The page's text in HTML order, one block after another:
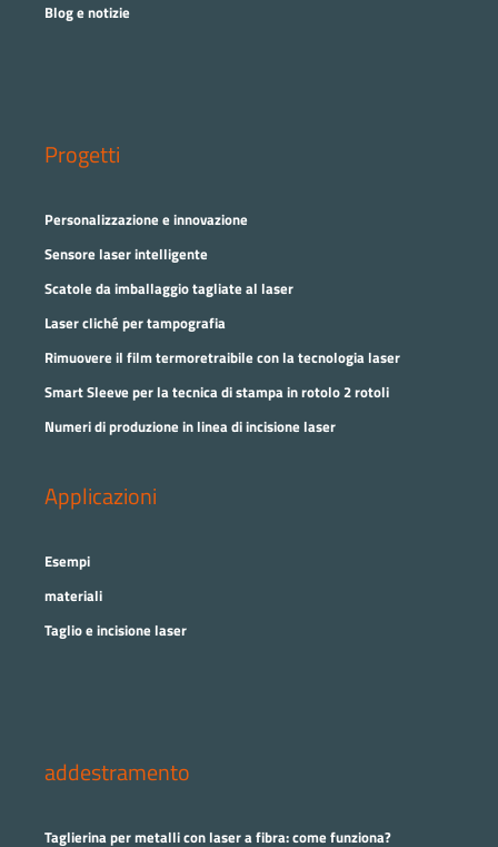
Blog e notizie
Progetti
Personalizzazione e innovazione
Sensore laser intelligente
Scatole da imballaggio tagliate al laser
Laser cliché per tampografia
Rimuovere il film termoretraibile con la tecnologia laser
Smart Sleeve per la tecnica di stampa in rotolo 2 rotoli
Numeri di produzione in linea di incisione laser
Applicazioni
Esempi
materiali
Taglio e incisione laser
addestramento
Taglierina per metalli con laser a fibra: come funziona?